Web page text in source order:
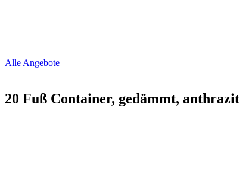
Alle Angebote
20 Fuß Container, gedämmt, anthrazit